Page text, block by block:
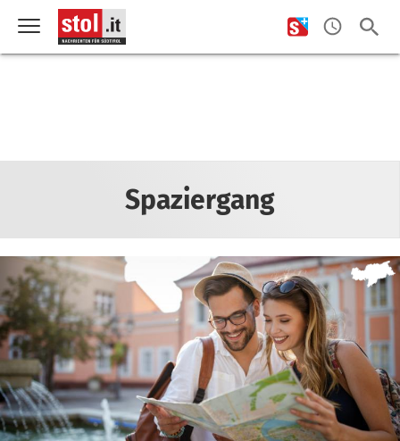
Spaziergang